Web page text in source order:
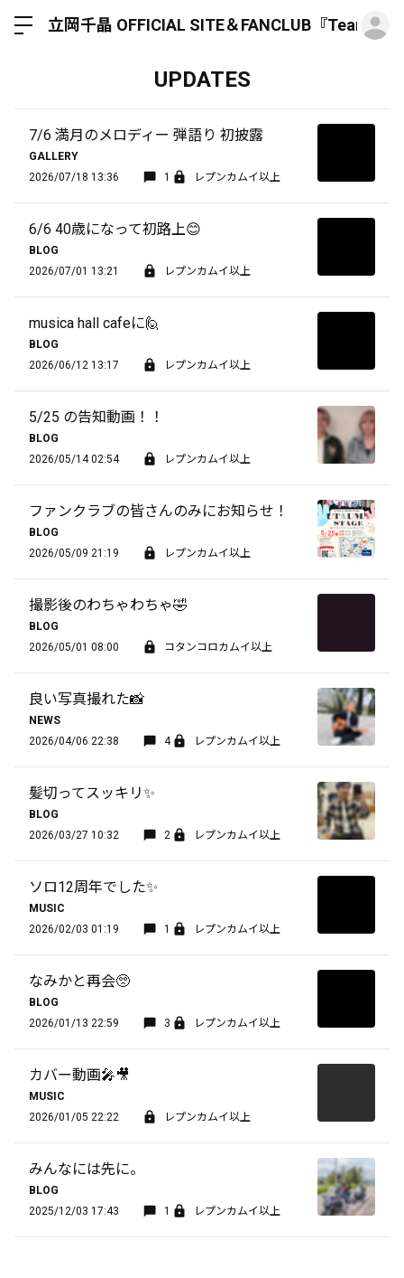
立岡千晶 OFFICIAL SITE＆FANCLUB『Team
UPDATES
7/6 満月のメロディー 弾語り 初披露
GALLERY
2026/07/18 13:36
1 レプンカムイ以上
6/6 40歳になって初路上😊
BLOG
2026/07/01 13:21
レプンカムイ以上
musica hall cafeに🙋
BLOG
2026/06/12 13:17
レプンカムイ以上
5/25 の告知動画！！
BLOG
2026/05/14 02:54
レプンカムイ以上
ファンクラブの皆さんのみにお知らせ！
BLOG
2026/05/09 21:19
レプンカムイ以上
撮影後のわちゃわちゃ🤣
BLOG
2026/05/01 08:00
コタンコロカムイ以上
良い写真撮れた📸
NEWS
2026/04/06 22:38
4 レプンカムイ以上
髪切ってスッキリ✨
BLOG
2026/03/27 10:32
2 レプンカムイ以上
ソロ12周年でした✨️
MUSIC
2026/02/03 01:19
1 レプンカムイ以上
なみかと再会🥺
BLOG
2026/01/13 22:59
3 レプンカムイ以上
カバー動画🎤🎥
MUSIC
2026/01/05 22:22
レプンカムイ以上
みんなには先に。
BLOG
2025/12/03 17:43
1 レプンカムイ以上